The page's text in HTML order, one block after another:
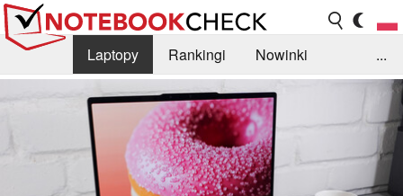
Laptopy Rankingi
Nowinki
Biblioteka
Info Szukajka recenzji
...